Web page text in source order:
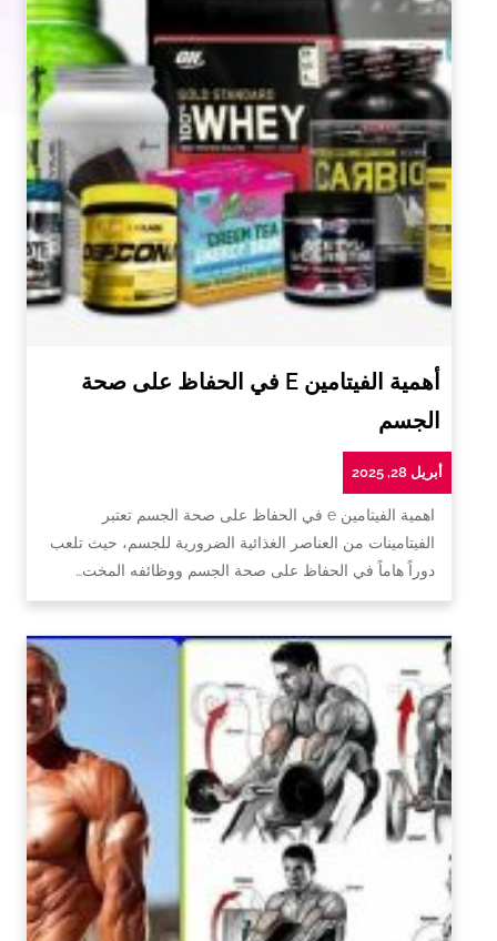
أهمية الفيتامين E في الحفاظ على صحة
الجسم
أبريل 28, 2025
اهمية الفيتامين e في الحفاظ على صحة الجسم تعتبر
الفيتامينات من العناصر الغذائية الضرورية للجسم، حيث تلعب
دوراً هاماً في الحفاظ على صحة الجسم ووظائفه المخت…